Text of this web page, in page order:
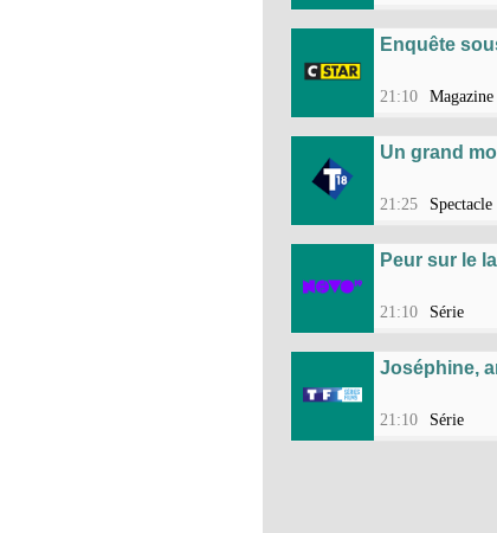
Enquête
21:10 Magazine
Un grand
21:25 Spectacle
Peur sur le
21:10 Série
Joséphine,
21:10 Série